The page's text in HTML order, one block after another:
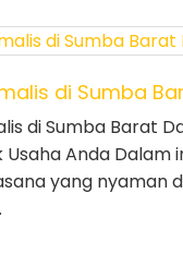
di Sumba
di Sumba Barat
Usaha Anda Dalam
yang nyaman